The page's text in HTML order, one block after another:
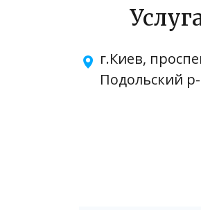
г.Киев,
Подольский